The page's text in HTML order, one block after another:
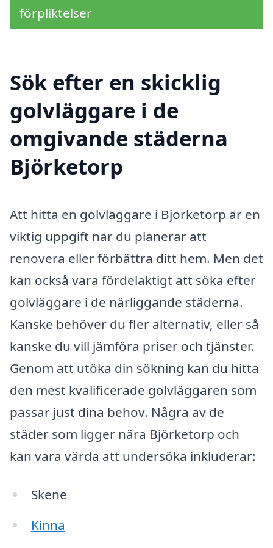
förpliktelser
Sök efter en skicklig
golvläggare i de
omgivande städerna
Björketorp
Att hitta en golvläggare i Björketorp är en
viktig uppgift när du planerar att
renovera eller förbättra ditt hem. Men det
kan också vara fördelaktigt att söka efter
golvläggare i de närliggande städerna.
Kanske behöver du fler alternativ, eller så
kanske du vill jämföra priser och tjänster.
Genom att utöka din sökning kan du hitta
den mest kvalificerade golvläggaren som
passar just dina behov. Några av de
städer som ligger nära Björketorp och
kan vara värda att undersöka inkluderar:
Skene
Kinna